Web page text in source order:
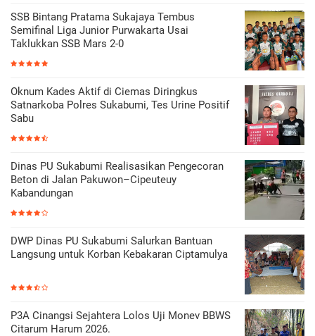
SSB Bintang Pratama Sukajaya Tembus
Semifinal Liga Junior Purwakarta Usai
Taklukkan SSB Mars 2-0
Oknum Kades Aktif di Ciemas Diringkus
Satnarkoba Polres Sukabumi, Tes Urine Positif
Sabu
Dinas PU Sukabumi Realisasikan Pengecoran
Beton di Jalan Pakuwon–Cipeuteuy
Kabandungan
DWP Dinas PU Sukabumi Salurkan Bantuan
Langsung untuk Korban Kebakaran Ciptamulya
P3A Cinangsi Sejahtera Lolos Uji Monev BBWS
Citarum Harum 2026.